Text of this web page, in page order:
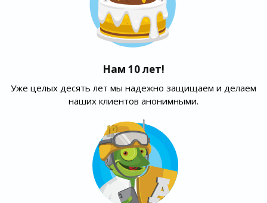
Нам 10 лет!
Уже целых десять лет мы надежно защищаем и делаем
наших клиентов анонимными.